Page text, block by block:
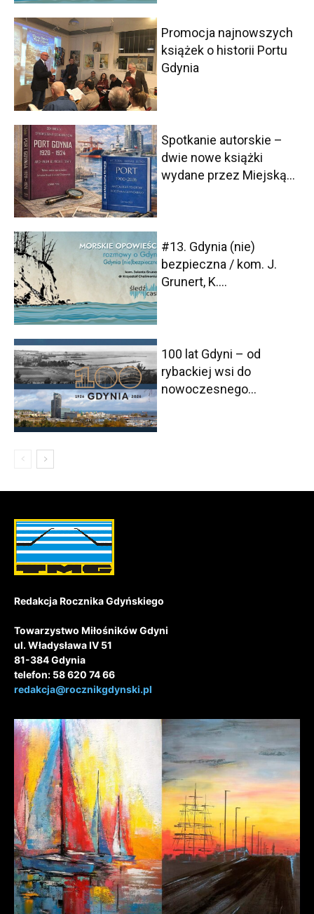
Promocja najnowszych
książek o historii Portu
Gdynia
Spotkanie autorskie –
dwie nowe książki
wydane przez Miejską...
#13. Gdynia (nie)
bezpieczna / kom. J.
Grunert, K....
100 lat Gdyni – od
rybackiej wsi do
nowoczesnego...
Redakcja Rocznika Gdyńskiego
Towarzystwo Miłośników Gdyni
ul. Władysława IV 51
81-384 Gdynia
telefon: 58 620 74 66
redakcja@rocznikgdynski.pl